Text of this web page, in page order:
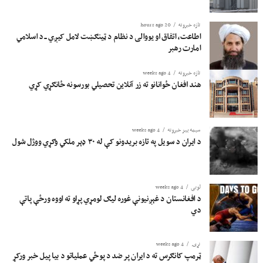
تازه خبرونه 20 hours ago
اطاعت، اتفاق او یووالی د نظام د ټینګښت لامل کیږي ــ د اسلامي
امارت رهبر
تازه خبرونه 4 weeks ago
هند افغان ځوانانو ته زر آنلاین تحصیلي بورسونه ځانګړي کړي
سیمه ییز خبرونه 4 weeks ago
د ایران د سویل په تازه بریدونو کې له ۳۰ ډېر ملکي وګړي ووژل شول
لوبی 4 weeks ago
د افغانستان د غېږنیونې غوره لیګ لومړي پړاو ته اووه ورځې پاتې
دي
نړۍ 4 weeks ago
ټرمپ کانګرس ته د ایران پر ضد د پوځي عملیاتو د بیا پیل خبر ورکړ